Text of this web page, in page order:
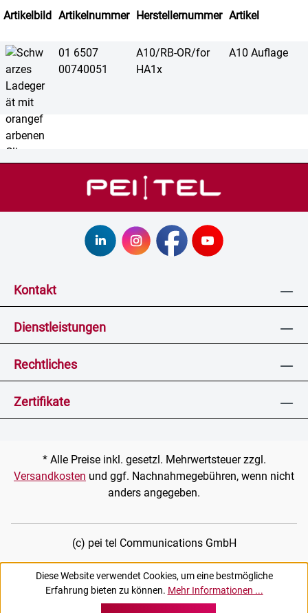
Artikelbild Artikelnummer Herstellernummer Artikel
01 6507
00740051
A10/RB-OR/for
HA1x
A10 Auflage
Kontakt
Dienstleistungen
Rechtliches
Zertifikate
* Alle Preise inkl. gesetzl. Mehrwertsteuer zzgl.
Versandkosten und ggf. Nachnahmegebühren, wenn nicht
anders angegeben.
(c) pei tel Communications GmbH
Diese Website verwendet Cookies, um eine bestmögliche
Erfahrung bieten zu können. Mehr Informationen ...